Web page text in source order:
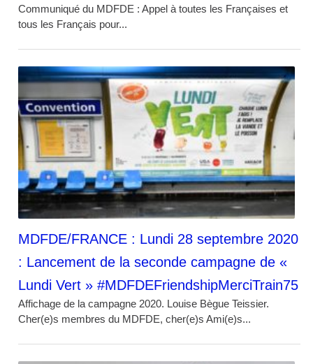
Communiqué du MDFDE : Appel à toutes les Françaises et
tous les Français pour...
MDFDE/FRANCE : Lundi 28 septembre 2020
: Lancement de la seconde campagne de «
Lundi Vert » #MDFDEFriendshipMerciTrain75
Affichage de la campagne 2020. Louise Bègue Teissier.
Cher(e)s membres du MDFDE, cher(e)s Ami(e)s...